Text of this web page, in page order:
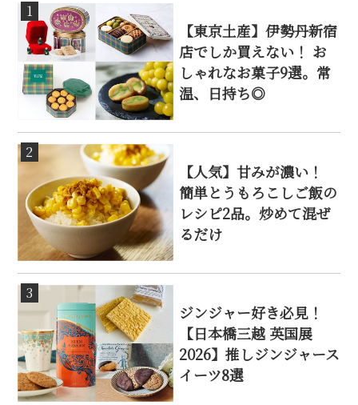
1
【東京土産】伊勢丹新宿
店でしか買えない！ お
しゃれなお菓子9選。常
温、日持ち◎
2
【人気】甘みが濃い！
簡単とうもろこしご飯の
レシピ2品。炒めて混ぜ
るだけ
3
ジンジャー好き必見！
【日本橋三越 英国展
2026】推しジンジャース
イーツ8選